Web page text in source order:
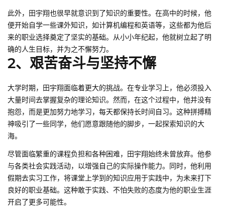
此外，田宇翔也很早就意识到了知识的重要性。在高中的时候，他
便开始自学一些课外知识，如计算机编程和英语等，这些都为他后
来的职业选择奠定了坚实的基础。从小小年纪起，他就树立起了明
确的人生目标，并为之不懈努力。
2、艰苦奋斗与坚持不懈
大学时期，田宇翔面临着更大的挑战。在专业学习上，他必须投入
大量时间去掌握复杂的理论知识。然而，在这个过程中，他并没有
抱怨，而是更加努力地学习，每天都保持长时间自习。这种拼搏精
神吸引了一些同学，他们愿意跟随他的脚步，一起探索知识的大
海。
尽管面临繁重的课程负担和各种困难，田宇翔始终未曾放弃。他参
与各类社会实践活动，以增强自己的实际操作能力。同时，他利用
假期去实习工作，将课堂上学到的知识应用于实践中，为未来打下
良好的职业基础。这种敢于实践、不怕失败的态度为他的职业生涯
开启了更多可能性。